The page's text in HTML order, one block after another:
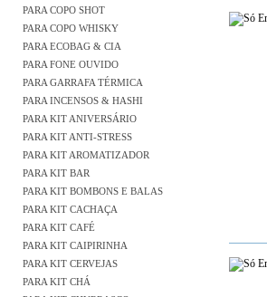
PARA COPO SHOT
PARA COPO WHISKY
PARA ECOBAG & CIA
PARA FONE OUVIDO
PARA GARRAFA TÉRMICA
PARA INCENSOS & HASHI
PARA KIT ANIVERSÁRIO
PARA KIT ANTI-STRESS
PARA KIT AROMATIZADOR
PARA KIT BAR
PARA KIT BOMBONS E BALAS
PARA KIT CACHAÇA
PARA KIT CAFÉ
PARA KIT CAIPIRINHA
PARA KIT CERVEJAS
PARA KIT CHÁ